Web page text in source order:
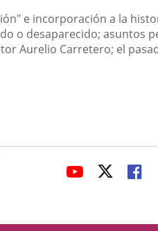
e incorporación a la
o desaparecido; asuntos
Aurelio Carretero; el
LINK
LINK